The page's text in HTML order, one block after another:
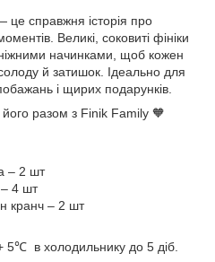
це справжня історія про
Великі, соковиті фініки
начинками, щоб кожен
й затишок. Ідеально для
і щирих подарунків.
разом з Finik Family 🧡
– 2 шт
– 4 шт
кранч – 2 шт
5℃ в холодильнику до 5 діб.